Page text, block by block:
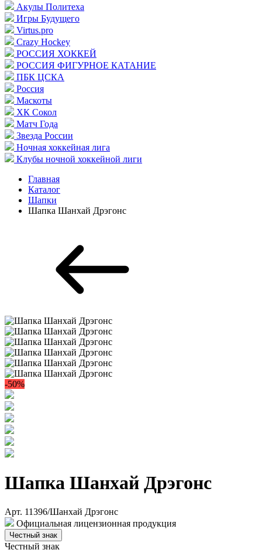
Акулы Политеха
Игры Будущего
Virtus.pro
Crazy Hockey
РОССИЯ ХОККЕЙ
РОССИЯ ФИГУРНОЕ КАТАНИЕ
ПБК ЦСКА
Россия
Маскоты
ХК Сокол
Матч Года
Звезда России
Ночная хоккейная лига
Клубы ночной хоккейной лиги
Главная
Каталог
Шапки
Шапка Шанхай Дрэгонс
-50%
Шапка Шанхай Дрэгонс
Арт. 11396/Шанхай Дрэгонс
Официальная лицензионная продукция
Честный знак
Честный знак